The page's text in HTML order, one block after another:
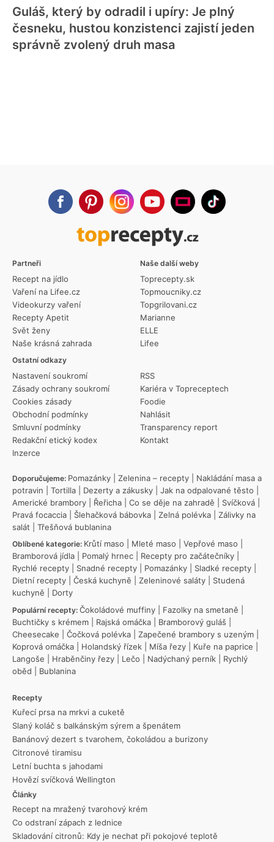
Guláš, který by odradil i upíry: Je plný
česneku, hustou konzistenci zajistí jeden
správně zvolený druh masa
Partneři
Recept na jídlo
Vaření na Lifee.cz
Videokurzy vaření
Recepty Apetit
Svět ženy
Naše krásná zahrada
Ostatní odkazy
Nastavení soukromí
Zásady ochrany soukromí
Cookies zásady
Obchodní podmínky
Smluvní podmínky
Redakční etický kodex
Inzerce
RSS
Kariéra v Topreceptech
Foodie
Nahlásit
Transparency report
Kontakt
Naše další weby
Toprecepty.sk
Topmoucniky.cz
Topgrilovani.cz
Marianne
ELLE
Lifee
Doporučujeme: Pomazánky Zelenina – recepty
Nakládání masa a
potravin
Tortilla Dezerty a zákusky Jak na odpalované těsto
Americké brambory
Řeřicha Co se děje na zahradě Svíčková
Pravá focaccia
Šlehačková bábovka Zelná polévka
Zálivky na
salát
Třešňová bublanina
Oblíbené kategorie: Krůtí maso Mleté maso Vepřové maso
Bramborová jídla
Pomalý hrnec Recepty pro začátečníky
Rychlé recepty
Snadné recepty Pomazánky Sladké recepty
Dietní recepty
Česká kuchyně Zeleninové saláty
Studená
kuchyně
Dorty
Populární recepty: Čokoládové muffiny Fazolky na smetaně
Buchtičky s krémem
Rajská omáčka Bramborový guláš
Cheesecake
Čočková polévka Zapečené brambory s uzeným
Koprová omáčka
Holandský řízek Míša řezy Kuře na paprice
Langoše
Hraběnčiny řezy Lečo Nadýchaný perník
Rychlý
oběd
Bublanina
Recepty
Kuřecí prsa na mrkvi a cuketě
Slaný koláč s balkánským sýrem a špenátem
Banánový dezert s tvarohem, čokoládou a burizony
Citronové tiramisu
Letní buchta s jahodami
Hovězí svíčková Wellington
Články
Recept na mražený tvarohový krém
Co odstraní zápach z lednice
Skladování citronů: Kdy je nechat při pokojové teplotě